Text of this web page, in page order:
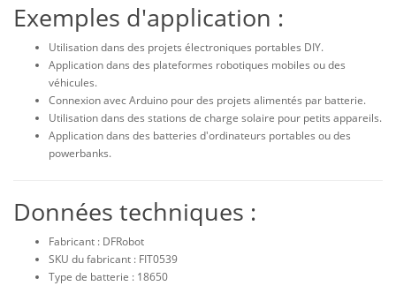
Exemples d'application :
Utilisation dans des projets électroniques portables DIY.
Application dans des plateformes robotiques mobiles ou des
véhicules.
Connexion avec Arduino pour des projets alimentés par batterie.
Utilisation dans des stations de charge solaire pour petits appareils.
Application dans des batteries d'ordinateurs portables ou des
powerbanks.
Données techniques :
Fabricant : DFRobot
SKU du fabricant : FIT0539
Type de batterie : 18650